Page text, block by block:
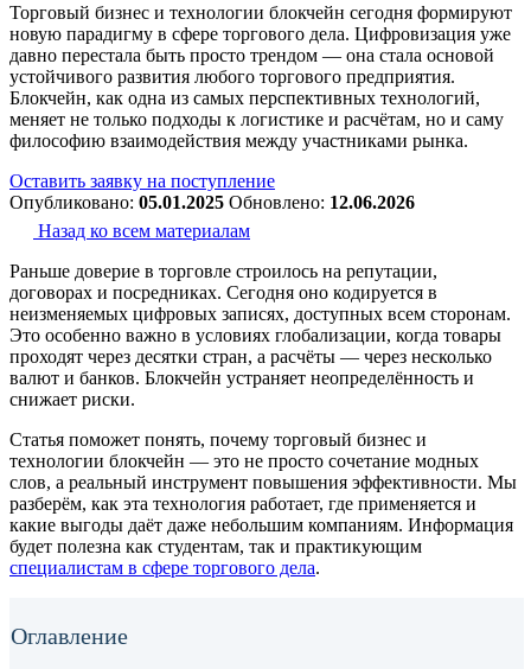
Торговый бизнес и технологии блокчейн сегодня формируют
новую парадигму в сфере торгового дела. Цифровизация уже
давно перестала быть просто трендом — она стала основой
устойчивого развития любого торгового предприятия.
Блокчейн, как одна из самых перспективных технологий,
меняет не только подходы к логистике и расчётам, но и саму
философию взаимодействия между участниками рынка.
Оставить заявку на поступление
Опубликовано: 05.01.2025 Обновлено: 12.06.2026
Назад ко всем материалам
Раньше доверие в торговле строилось на репутации,
договорах и посредниках. Сегодня оно кодируется в
неизменяемых цифровых записях, доступных всем сторонам.
Это особенно важно в условиях глобализации, когда товары
проходят через десятки стран, а расчёты — через несколько
валют и банков. Блокчейн устраняет неопределённость и
снижает риски.
Статья поможет понять, почему торговый бизнес и
технологии блокчейн — это не просто сочетание модных
слов, а реальный инструмент повышения эффективности. Мы
разберём, как эта технология работает, где применяется и
какие выгоды даёт даже небольшим компаниям. Информация
будет полезна как студентам, так и практикующим
специалистам в сфере торгового дела.
Оглавление